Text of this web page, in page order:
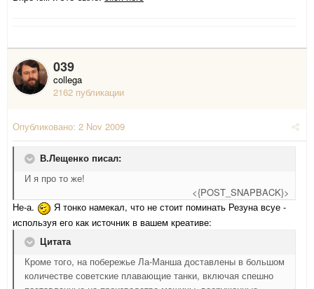
039
collega
2162 публикации
Опубликовано: 2 Nov 2009
В.Лещенко писал:
И я про то же!
<{POST_SNAPBACK}>
Не-а.
Я тонко намекал, что не стоит поминать Резуна всуе -
используя его как источник в вашем креативе:
Цитата
Кроме того, на побережье Ла-Манша доставлены в большом
количестве советские плавающие танки, включая спешно